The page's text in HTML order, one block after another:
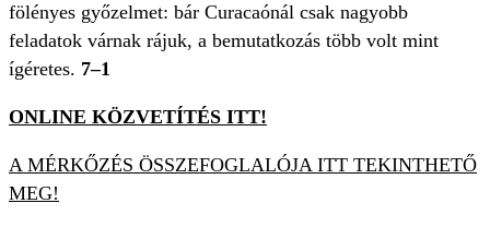
fölényes győzelmet: bár Curacaónál csak nagyobb
feladatok várnak rájuk, a bemutatkozás több volt mint
ígéretes. 7–1
ONLINE KÖZVETÍTÉS ITT!
A MÉRKŐZÉS ÖSSZEFOGLALÓJA ITT TEKINTHETŐ
MEG!